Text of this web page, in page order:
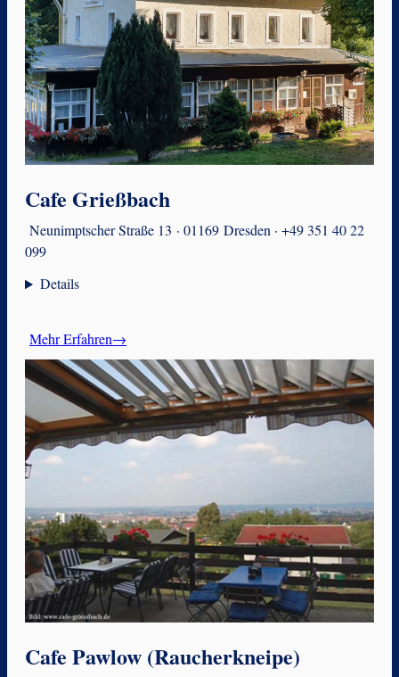
Cafe Grießbach
Neunimptscher Straße 13 · 01169 Dresden · +49 351 40 22
099
Details
Mehr Erfahren→
Cafe Pawlow (Raucherkneipe)